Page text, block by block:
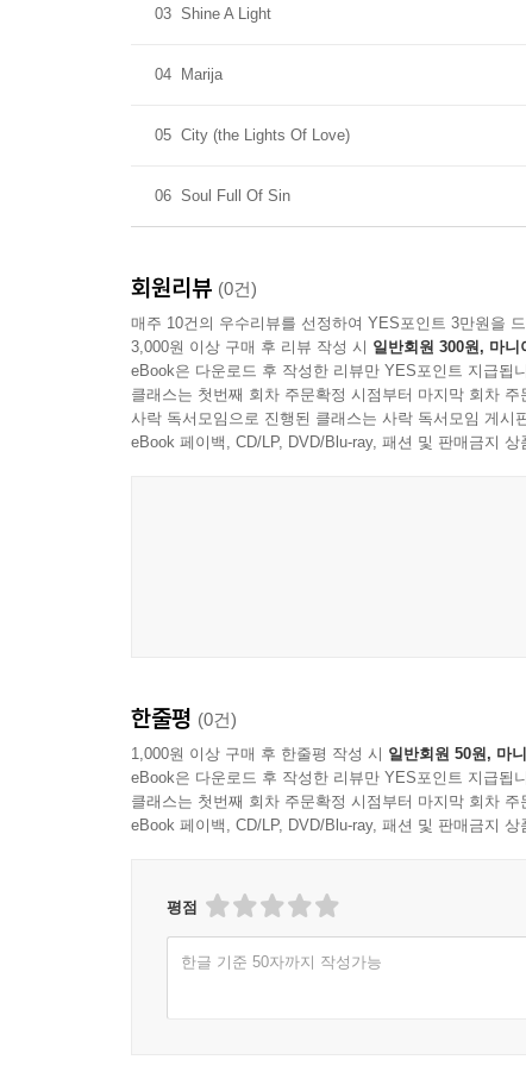
03 Shine A Light
04 Marija
05 City (the Lights Of Love)
06 Soul Full Of Sin
회원리뷰 (0건)
매주 10건의 우수리뷰를 선정하여 YES포인트 3만원을
3,000원 이상 구매 후 리뷰 작성 시 일반회원 300원, 마니
eBook은 다운로드 후 작성한 리뷰만 YES포인트 지급됩
클래스는 첫번째 회차 주문확정 시점부터 마지막 회차
사락 독서모임으로 진행된 클래스는 사락 독서모임 게시
eBook 페이백, CD/LP, DVD/Blu-ray, 패션 및 판매금지
한줄평 (0건)
1,000원 이상 구매 후 한줄평 작성 시 일반회원 50원, 마
eBook은 다운로드 후 작성한 리뷰만 YES포인트 지급됩
클래스는 첫번째 회차 주문확정 시점부터 마지막 회차
eBook 페이백, CD/LP, DVD/Blu-ray, 패션 및 판매금지
평점
한글 기준 50자까지 작성가능